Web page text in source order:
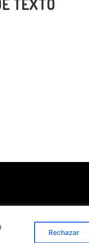
Rechazar
TEXTO